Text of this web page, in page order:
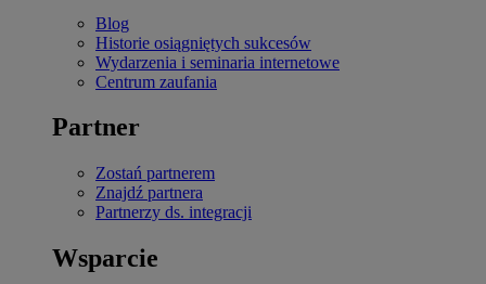
Blog
Historie osiągniętych sukcesów
Wydarzenia i seminaria internetowe
Centrum zaufania
Partner
Zostań partnerem
Znajdź partnera
Partnerzy ds. integracji
Wsparcie